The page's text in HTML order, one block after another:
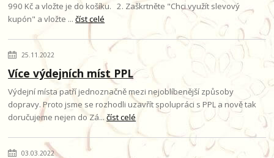
990 Kč a vložte je do košíku. 2. Zaškrtněte "Chci využít slevový
kupón" a vložte ...číst celé
25.11.2022
Více výdejních míst PPL
Výdejní místa patří jednoznačně mezi nejoblíbenější způsoby
dopravy. Proto jsme se rozhodli uzavřít spolupráci s PPL a nově tak
doručujeme nejen do Zá...číst celé
03.03.2022